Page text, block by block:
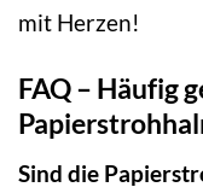
mit Herzen!
FAQ – Häufig
Sind die